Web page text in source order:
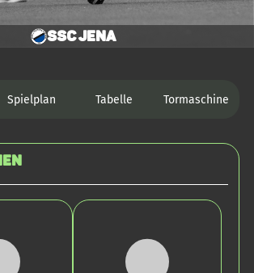
SSC Jena
Spielplan Tabelle Tormaschine